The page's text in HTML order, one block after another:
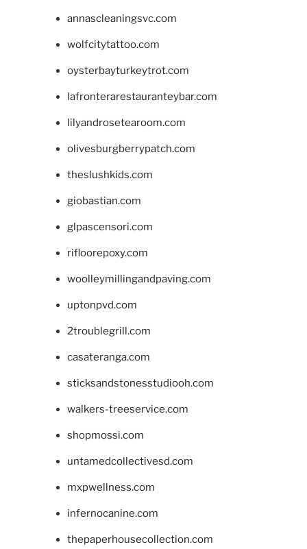
annascleaningsvc.com
wolfcitytattoo.com
oysterbayturkeytrot.com
lafronterarestauranteybar.com
lilyandrosetearoom.com
olivesburgberrypatch.com
theslushkids.com
giobastian.com
glpascensori.com
rifloorepoxy.com
woolleymillingandpaving.com
uptonpvd.com
2troublegrill.com
casateranga.com
sticksandstonesstudiooh.com
walkers-treeservice.com
shopmossi.com
untamedcollectivesd.com
mxpwellness.com
infernocanine.com
thepaperhousecollection.com